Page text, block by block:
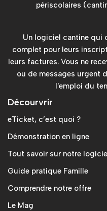
périscolaires
Un logiciel cantine qui
complet pour leurs
leurs factures. Vous ne
ou de messages urgent
l'emploi du
Décourvrir
eTicket, c’est quoi ?
Démonstration en ligne
Tout savoir sur notre
Guide pratique Famille
Comprendre notre offre
Le Mag